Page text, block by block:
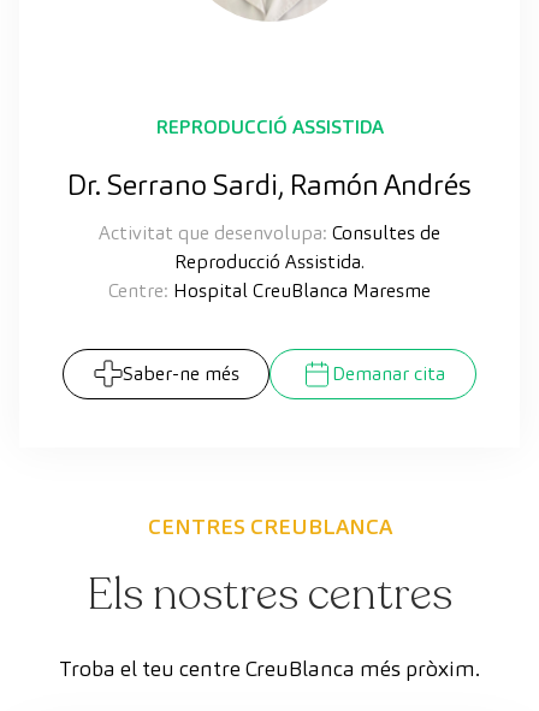
REPRODUCCIÓ ASSISTIDA
Dr. Serrano Sardi, Ramón Andrés
Activitat que desenvolupa: Consultes de
Reproducció Assistida.
Centre: Hospital CreuBlanca Maresme
Saber-ne més Demanar cita
CENTRES CREUBLANCA
Els nostres centres
Troba el teu centre CreuBlanca més pròxim.